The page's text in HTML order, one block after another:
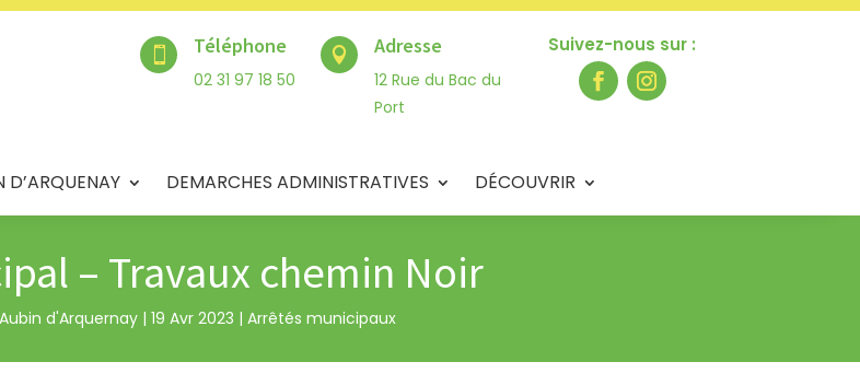
Téléphone
02 31 97 18 50
 Adresse
12 Rue du Bac du
Port
Suivez-nous sur :
D’ARQUENAY DEMARCHES ADMINISTRATIVES DÉCOUVRIR
– Travaux chemin Noir
d'Arquernay | 19 Avr 2023 | Arrêtés municipaux